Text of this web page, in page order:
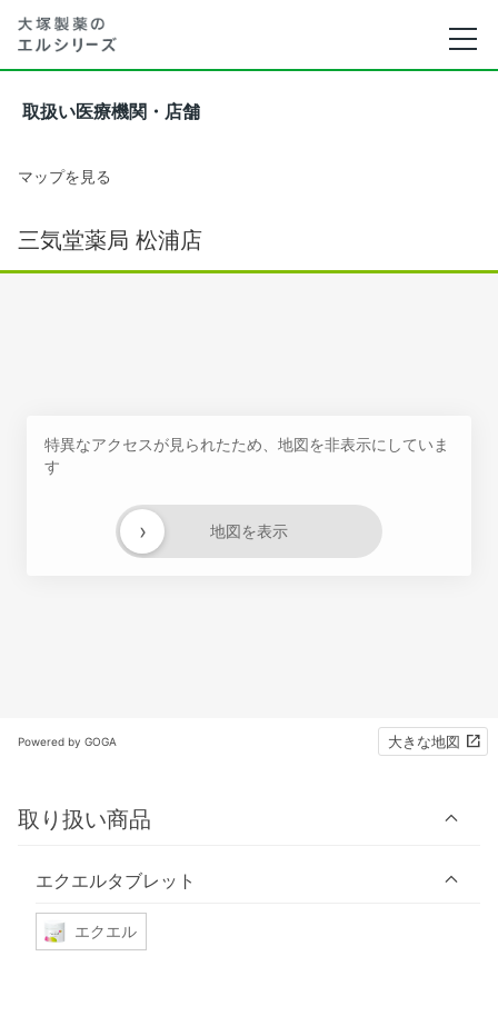
取扱い医療機関・店舗
マップを見る
三気堂薬局 松浦店
特異なアクセスが見られたため、地図を非表示にしていま
す
地図を表示
›
Powered by GOGA 大きな地図
取り扱い商品
エクエルタブレット
エクエル